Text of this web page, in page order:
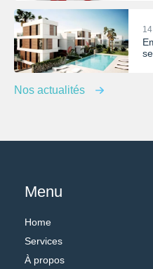
Nos actualités
Menu
Home
Services
À propos